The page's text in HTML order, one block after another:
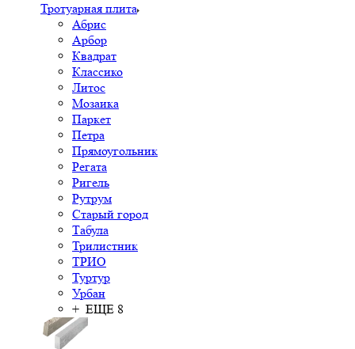
Тротуарная плита
Абрис
Арбор
Квадрат
Классико
Литос
Мозаика
Паркет
Петра
Прямоугольник
Регата
Ригель
Рутрум
Старый город
Табула
Трилистник
ТРИО
Туртур
Урбан
+ ЕЩЕ 8